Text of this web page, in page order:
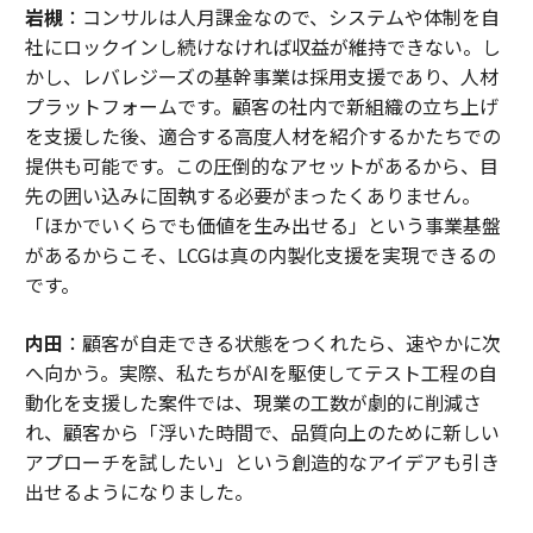
岩槻：コンサルは人月課金なので、システムや体制を自
社にロックインし続けなければ収益が維持できない。し
かし、レバレジーズの基幹事業は採用支援であり、人材
プラットフォームです。顧客の社内で新組織の立ち上げ
を支援した後、適合する高度人材を紹介するかたちでの
提供も可能です。この圧倒的なアセットがあるから、目
先の囲い込みに固執する必要がまったくありません。
「ほかでいくらでも価値を生み出せる」という事業基盤
があるからこそ、LCGは真の内製化支援を実現できるの
です。
内田 ：顧客が自走できる状態をつくれたら、速やかに次
へ向かう。実際、私たちがAIを駆使してテスト工程の自
動化を支援した案件では、現業の工数が劇的に削減さ
れ、顧客から「浮いた時間で、品質向上のために新しい
アプローチを試したい」という創造的なアイデアも引き
出せるようになりました。